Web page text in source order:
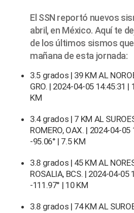
El SSN reportó nuevos
abril, en México. Aquí te
de los últimos sismos
mañana de esta jornada:
3.5 grados | 39 KM AL
GRO. | 2024-04-05 14:45:31 |
KM
3.4 grados | 7 KM AL
ROMERO, OAX. | 2024-04-05
-95.06° | 7.5 KM
3.8 grados | 45 KM AL
ROSALIA, BCS. | 2024-04-05
-111.97° | 10 KM
3.8 grados | 74 KM AL